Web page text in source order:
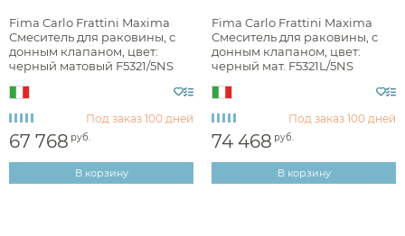
Fima Carlo Frattini Maxima
Смеситель для раковины, с
донным клапаном, цвет:
черный матовый F5321/5NS
Под заказ 100 дней
67 768 руб.
В корзину
Fima Carlo Frattini Maxima
Смеситель для раковины, с
донным клапаном, цвет:
черный мат. F5321L/5NS
Под заказ 100 дней
74 468 руб.
В корзину